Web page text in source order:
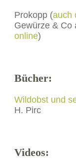
Prokopp (auch
Gewürze & Co
online)
Bücher:
Wildobst und
H. Pirc
Videos: